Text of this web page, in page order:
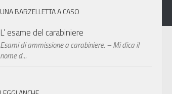
UNA BARZELLETTA A CASO
L’ esame del carabiniere
Esami di ammissione a carabiniere. – Mi dica il
nome d...